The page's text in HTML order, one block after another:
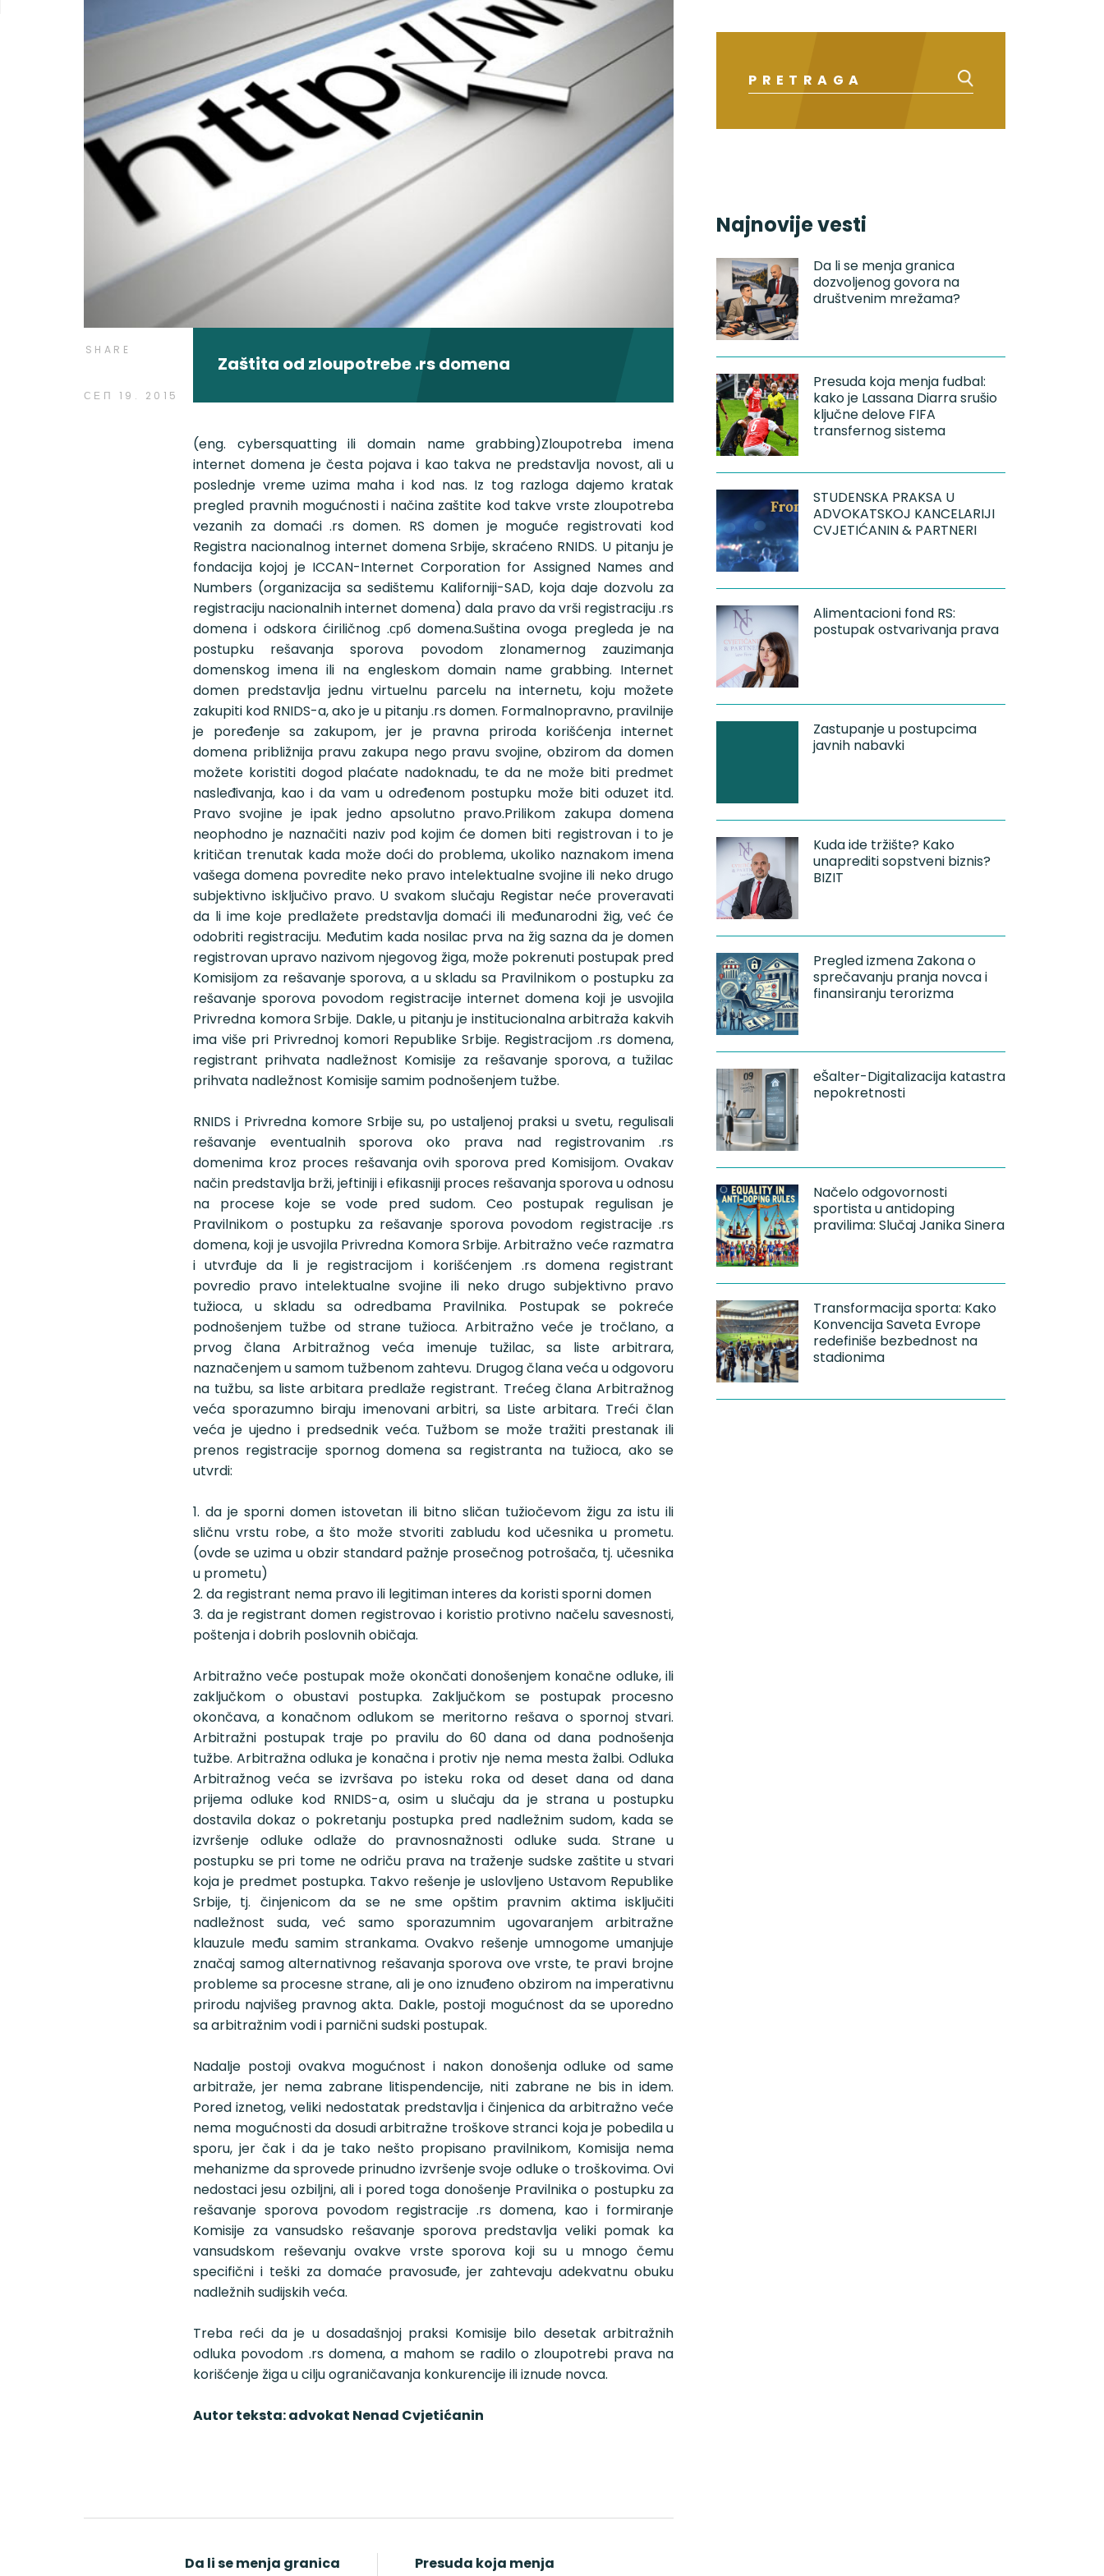
SHARE
СЕП 19. 2015
Zaštita od zloupotrebe .rs domena
(eng. cybersquatting ili domain name grabbing)Zloupotreba imena
internet domena je česta pojava i kao takva ne predstavlja novost, ali u
poslednje vreme uzima maha i kod nas. Iz tog razloga dajemo kratak
pregled pravnih mogućnosti i načina zaštite kod takve vrste zloupotreba
vezanih za domaći .rs domen. RS domen je moguće registrovati kod
Registra nacionalnog internet domena Srbije, skraćeno RNIDS. U pitanju je
fondacija kojoj je ICCAN-Internet Corporation for Assigned Names and
Numbers (organizacija sa sedištemu Kaliforniji-SAD, koja daje dozvolu za
registraciju nacionalnih internet domena) dala pravo da vrši registraciju .rs
domena i odskora ćiriličnog .срб domena.Suština ovoga pregleda je na
postupku rešavanja sporova povodom zlonamernog zauzimanja
domenskog imena ili na engleskom domain name grabbing. Internet
domen predstavlja jednu virtuelnu parcelu na internetu, koju možete
zakupiti kod RNIDS-a, ako je u pitanju .rs domen. Formalnopravno, pravilnije
je poređenje sa zakupom, jer je pravna priroda korišćenja internet
domena približnija pravu zakupa nego pravu svojine, obzirom da domen
možete koristiti dogod plaćate nadoknadu, te da ne može biti predmet
nasleđivanja, kao i da vam u određenom postupku može biti oduzet itd.
Pravo svojine je ipak jedno apsolutno pravo.Prilikom zakupa domena
neophodno je naznačiti naziv pod kojim će domen biti registrovan i to je
kritičan trenutak kada može doći do problema, ukoliko naznakom imena
vašega domena povredite neko pravo intelektualne svojine ili neko drugo
subjektivno isključivo pravo. U svakom slučaju Registar neće proveravati
da li ime koje predlažete predstavlja domaći ili međunarodni žig, već će
odobriti registraciju. Međutim kada nosilac prva na žig sazna da je domen
registrovan upravo nazivom njegovog žiga, može pokrenuti postupak pred
Komisijom za rešavanje sporova, a u skladu sa Pravilnikom o postupku za
rešavanje sporova povodom registracije internet domena koji je usvojila
Privredna komora Srbije. Dakle, u pitanju je institucionalna arbitraža kakvih
ima više pri Privrednoj komori Republike Srbije. Registracijom .rs domena,
registrant prihvata nadležnost Komisije za rešavanje sporova, a tužilac
prihvata nadležnost Komisije samim podnošenjem tužbe.
RNIDS i Privredna komore Srbije su, po ustaljenoj praksi u svetu, regulisali
rešavanje eventualnih sporova oko prava nad registrovanim .rs
domenima kroz proces rešavanja ovih sporova pred Komisijom. Ovakav
način predstavlja brži, jeftiniji i efikasniji proces rešavanja sporova u odnosu
na procese koje se vode pred sudom. Ceo postupak regulisan je
Pravilnikom o postupku za rešavanje sporova povodom registracije .rs
domena, koji je usvojila Privredna Komora Srbije. Arbitražno veće razmatra
i utvrđuje da li je registracijom i korišćenjem .rs domena registrant
povredio pravo intelektualne svojine ili neko drugo subjektivno pravo
tužioca, u skladu sa odredbama Pravilnika. Postupak se pokreće
podnošenjem tužbe od strane tužioca. Arbitražno veće je tročlano, a
prvog člana Arbitražnog veća imenuje tužilac, sa liste arbitrara,
naznačenjem u samom tužbenom zahtevu. Drugog člana veća u odgovoru
na tužbu, sa liste arbitara predlaže registrant. Trećeg člana Arbitražnog
veća sporazumno biraju imenovani arbitri, sa Liste arbitara. Treći član
veća je ujedno i predsednik veća. Tužbom se može tražiti prestanak ili
prenos registracije spornog domena sa registranta na tužioca, ako se
utvrdi:
1. da je sporni domen istovetan ili bitno sličan tužiočevom žigu za istu ili
sličnu vrstu robe, a što može stvoriti zabludu kod učesnika u prometu.
(ovde se uzima u obzir standard pažnje prosečnog potrošača, tj. učesnika
u prometu)
2. da registrant nema pravo ili legitiman interes da koristi sporni domen
3. da je registrant domen registrovao i koristio protivno načelu savesnosti,
poštenja i dobrih poslovnih običaja.
Arbitražno veće postupak može okončati donošenjem konačne odluke, ili
zaključkom o obustavi postupka. Zaključkom se postupak procesno
okončava, a konačnom odlukom se meritorno rešava o spornoj stvari.
Arbitražni postupak traje po pravilu do 60 dana od dana podnošenja
tužbe. Arbitražna odluka je konačna i protiv nje nema mesta žalbi. Odluka
Arbitražnog veća se izvršava po isteku roka od deset dana od dana
prijema odluke kod RNIDS-a, osim u slučaju da je strana u postupku
dostavila dokaz o pokretanju postupka pred nadležnim sudom, kada se
izvršenje odluke odlaže do pravnosnažnosti odluke suda. Strane u
postupku se pri tome ne odriču prava na traženje sudske zaštite u stvari
koja je predmet postupka. Takvo rešenje je uslovljeno Ustavom Republike
Srbije, tj. činjenicom da se ne sme opštim pravnim aktima isključiti
nadležnost suda, već samo sporazumnim ugovaranjem arbitražne
klauzule među samim strankama. Ovakvo rešenje umnogome umanjuje
značaj samog alternativnog rešavanja sporova ove vrste, te pravi brojne
probleme sa procesne strane, ali je ono iznuđeno obzirom na imperativnu
prirodu najvišeg pravnog akta. Dakle, postoji mogućnost da se uporedno
sa arbitražnim vodi i parnični sudski postupak.
Nadalje postoji ovakva mogućnost i nakon donošenja odluke od same
arbitraže, jer nema zabrane litispendencije, niti zabrane ne bis in idem.
Pored iznetog, veliki nedostatak predstavlja i činjenica da arbitražno veće
nema mogućnosti da dosudi arbitražne troškove stranci koja je pobedila u
sporu, jer čak i da je tako nešto propisano pravilnikom, Komisija nema
mehanizme da sprovede prinudno izvršenje svoje odluke o troškovima. Ovi
nedostaci jesu ozbiljni, ali i pored toga donošenje Pravilnika o postupku za
rešavanje sporova povodom registracije .rs domena, kao i formiranje
Komisije za vansudsko rešavanje sporova predstavlja veliki pomak ka
vansudskom reševanju ovakve vrste sporova koji su u mnogo čemu
specifični i teški za domaće pravosuđe, jer zahtevaju adekvatnu obuku
nadležnih sudijskih veća.
Treba reći da je u dosadašnjoj praksi Komisije bilo desetak arbitražnih
odluka povodom .rs domena, a mahom se radilo o zloupotrebi prava na
korišćenje žiga u cilju ograničavanja konkurencije ili iznude novca.
Autor teksta: advokat Nenad Cvjetićanin
Da li se menja granica
Presuda koja menja
Najnovije vesti
Da li se menja granica
dozvoljenog govora na
društvenim mrežama?
Presuda koja menja fudbal:
kako je Lassana Diarra srušio
ključne delove FIFA
transfernog sistema
STUDENSKA PRAKSA U
ADVOKATSKOJ KANCELARIJI
CVJETIĆANIN & PARTNERI
Alimentacioni fond RS:
postupak ostvarivanja prava
Zastupanje u postupcima
javnih nabavki
Kuda ide tržište? Kako
unaprediti sopstveni biznis?
BIZIT
Pregled izmena Zakona o
sprečavanju pranja novca i
finansiranju terorizma
eŠalter-Digitalizacija katastra
nepokretnosti
Načelo odgovornosti
sportista u antidoping
pravilima: Slučaj Janika Sinera
Transformacija sporta: Kako
Konvencija Saveta Evrope
redefiniše bezbednost na
stadionima